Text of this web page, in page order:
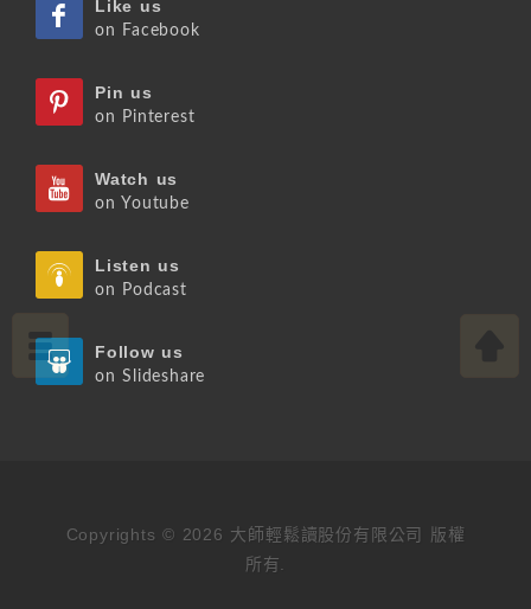
Like us
on Facebook
Pin us
on Pinterest
Watch us
on Youtube
Listen us
on Podcast
Follow us
on Slideshare
Copyrights © 2026 大師輕鬆讀股份有限公司 版權
所有.